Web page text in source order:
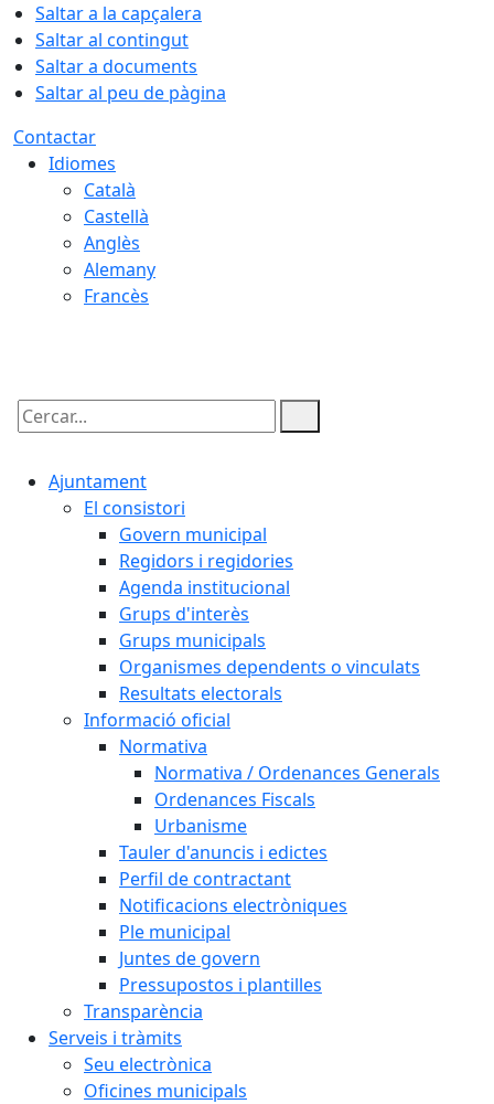
Saltar a la capçalera
Saltar al contingut
Saltar a documents
Saltar al peu de pàgina
Contactar
Idiomes
Català
Castellà
Anglès
Alemany
Francès
Cercar:
Ajuntament
El consistori
Govern municipal
Regidors i regidories
Agenda institucional
Grups d'interès
Grups municipals
Organismes dependents o vinculats
Resultats electorals
Informació oficial
Normativa
Normativa / Ordenances Generals
Ordenances Fiscals
Urbanisme
Tauler d'anuncis i edictes
Perfil de contractant
Notificacions electròniques
Ple municipal
Juntes de govern
Pressupostos i plantilles
Transparència
Serveis i tràmits
Seu electrònica
Oficines municipals